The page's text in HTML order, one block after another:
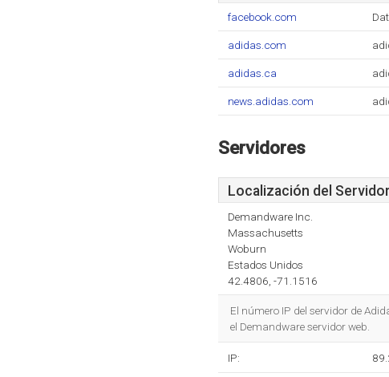
facebook.com
adidas.com
adidas.ca
news.adidas.com
Servidores
Localización del Servidor
Demandware Inc.
Massachusetts
Woburn
Estados Unidos
42.4806, -71.1516
El número IP del servidor de
el Demandware servidor web.
IP: